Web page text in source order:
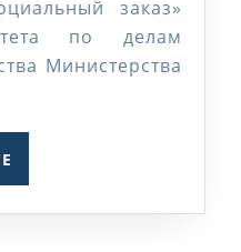
и
заказ»
по делам
Министерства